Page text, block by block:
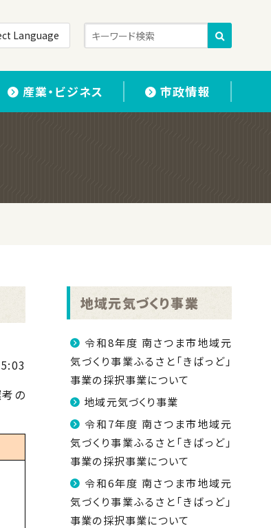
Language
産業・ビジネス 市政情報
の
地域元気づくり事業
令和8年度 南さつま市地域元
気づくり事業ふるさと「きばっど」
事業の採択事業について
地域元気づくり事業
令和7年度 南さつま市地域元
気づくり事業ふるさと「きばっど」
事業の採択事業について
令和6年度 南さつま市地域元
気づくり事業ふるさと「きばっど」
事業の採択事業について